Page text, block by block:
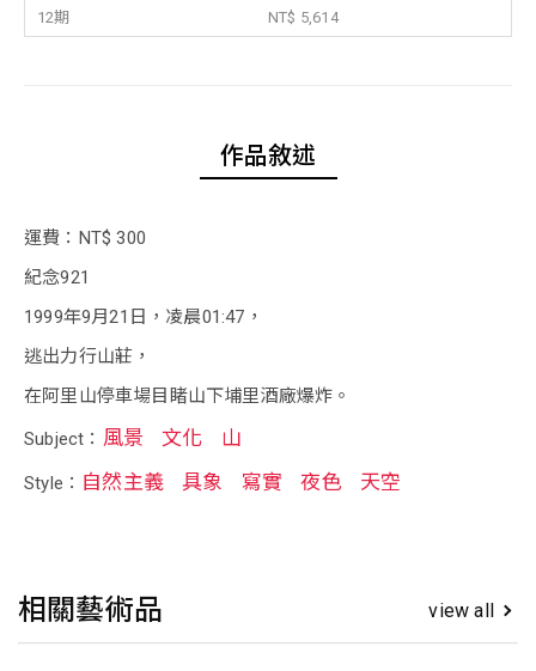
12期
NT$ 5,614
作品敘述
運費：NT$ 300
紀念921
1999年9月21日，凌晨01:47，
逃出力行山莊，
在阿里山停車場目睹山下埔里酒廠爆炸。
Subject： 風景 文化 山
Style： 自然主義 具象 寫實 夜色 天空
相關藝術品 view all